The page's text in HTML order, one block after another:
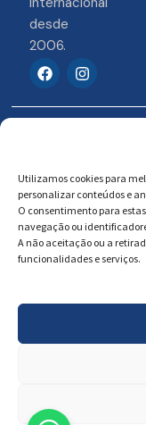
Utilizamos cookies para
personalizar conteúdos e
O consentimento para
navegação ou
A não aceitação ou a
funcionalidades e serviços.
desde
2006.
F
a
e
I
n
t
a
m
Culturais, Lda